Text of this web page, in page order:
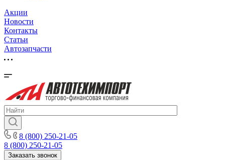
Акции
Новости
Контакты
Статьи
Автозапчасти
8 (800) 250-21-05
8 (800) 250-21-05
Заказать звонок